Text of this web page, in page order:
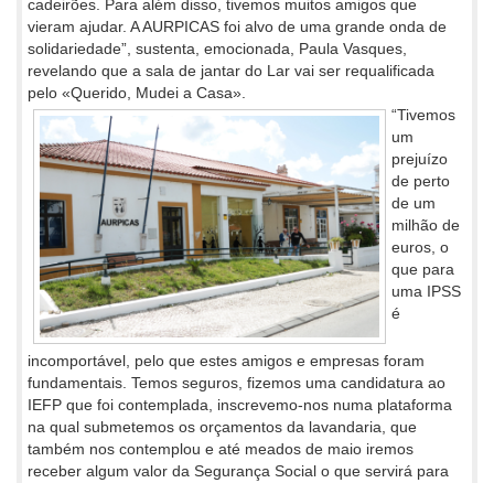
cadeirões. Para além disso, tivemos muitos amigos que
vieram ajudar. A AURPICAS foi alvo de uma grande onda de
solidariedade”, sustenta, emocionada, Paula Vasques,
revelando que a sala de jantar do Lar vai ser requalificada
pelo «Querido, Mudei a Casa».
“Tivemos
um
prejuízo
de perto
de um
milhão de
euros, o
que para
uma IPSS
é
incomportável, pelo que estes amigos e empresas foram
fundamentais. Temos seguros, fizemos uma candidatura ao
IEFP que foi contemplada, inscrevemo-nos numa plataforma
na qual submetemos os orçamentos da lavandaria, que
também nos contemplou e até meados de maio iremos
receber algum valor da Segurança Social o que servirá para